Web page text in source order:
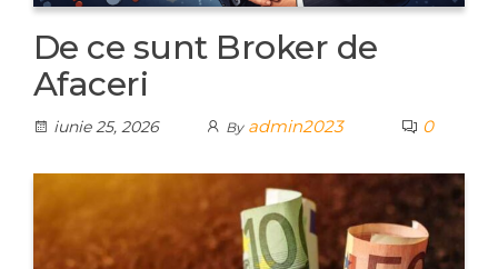
De ce sunt Broker de
Afaceri
iunie 25, 2026 By admin2023 0